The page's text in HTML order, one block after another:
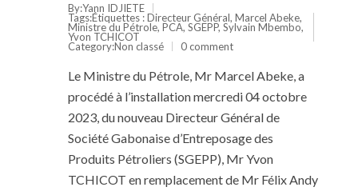
By:Yann IDJIETE
Tags:Étiquettes :Directeur Général, Marcel Abeke,
Ministre du Pétrole, PCA, SGEPP, Sylvain Mbembo,
Yvon TCHICOT
Category:Non classé 0 comment
Le Ministre du Pétrole, Mr Marcel Abeke, a
procédé à l’installation mercredi 04 octobre
2023, du nouveau Directeur Général de
Société Gabonaise d’Entreposage des
Produits Pétroliers (SGEPP), Mr Yvon
TCHICOT en remplacement de Mr Félix Andy